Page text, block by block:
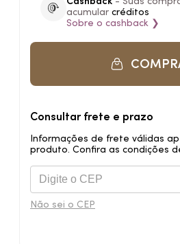
acumular créditos
Sobre o cashback ❯
Consultar frete e prazo
Informações de frete válidas
produto. Confira as condições
Não sei o CEP